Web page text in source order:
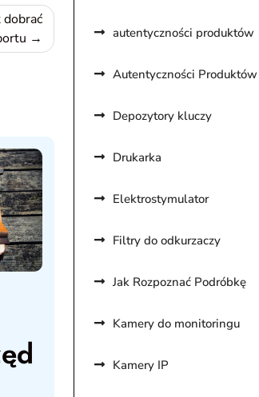
autentyczności produktów
Autentyczności Produktów
Depozytory kluczy
Drukarka
Elektrostymulator
Filtry do odkurzaczy
Jak Rozpoznać Podróbkę
Kamery do monitoringu
Kamery IP